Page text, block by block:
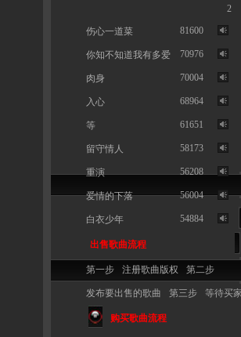
2
伤心一道菜 81600
你知不知道我有多爱 70976
肉身 70004
入心 68964
等 61651
留守情人 58173
重演 56208
爱情的下落 56004
白衣少年 54884
出售歌曲流程
第一步 注册歌曲版权 第二步
发布要出售的歌曲 第三步 等待买家
购买歌曲流程